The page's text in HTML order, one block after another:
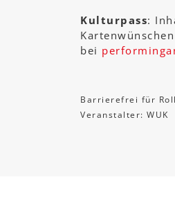
Kulturpass:
bei
Barrierefrei für
Veranstalter: WUK